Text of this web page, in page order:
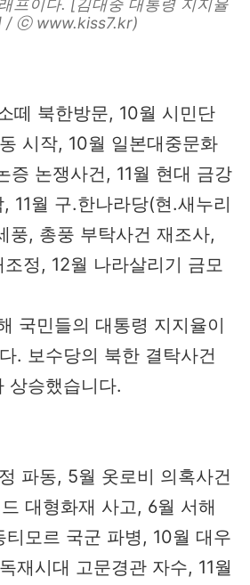
/ ⓒ www.kiss7.kr)
떼 북한방문, 10월 시민단
시작, 10월 일본대중문화
증 논쟁사건, 11월 현대 금강
11월 구.한나라당(현.새누리
풍, 총풍 부탁사건 재조사,
정, 12월 나라살리기 금모
국민들의 대통령 지지율이
. 보수당의 북한 결탁사건
상승했습니다.
파동, 5월 옷로비 의혹사건
대형화재 사고, 6월 서해
티모르 국군 파병, 10월 대우
재시대 고문경관 자수, 11월